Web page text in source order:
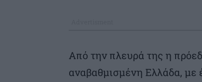
Από την πλευρά της η
αναβαθμισμένη Ελλάδα, με